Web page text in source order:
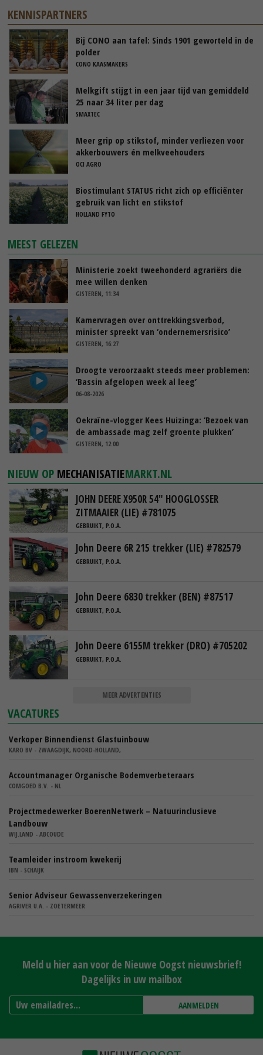
KENNISPARTNERS
Bij CONO aan tafel: Sinds 1901 geworteld in de
polder
CONO KAASMAKERS
Melkgift stijgt in een jaar tijd van gemiddeld
25 naar 34 liter per dag
SMAXTEC
Meer grip op stikstof, minder verliezen voor
akkerbouwers én melkveehouders
OCI AGRO
Biostimulant STATUS richt zich op efficiënter
gebruik van licht en stikstof
HOLLAND FYTO
MEEST GELEZEN
Ministerie zoekt tweehonderd agrariërs die
mee willen denken
GISTEREN, 11:34
Kamervragen over onttrekkingsverbod,
minister spreekt van ‘ondernemersrisico’
GISTEREN, 16:27
Droogte veroorzaakt steeds meer problemen:
‘Bassin afgelopen week al leeg’
06-08-2026
Oekraïne-vlogger Kees Huizinga: ‘Bezoek van
de ambassade mag zelf groente plukken’
GISTEREN, 12:00
NIEUW OP MECHANISATIEMARKT.NL
JOHN DEERE X950R 54" HOOGLOSSER
ZITMAAIER (LIE) #781075
GEBRUIKT, P.O.A.
John Deere 6R 215 trekker (LIE) #782579
GEBRUIKT, P.O.A.
John Deere 6830 trekker (BEN) #87517
GEBRUIKT, P.O.A.
John Deere 6155M trekker (DRO) #705202
GEBRUIKT, P.O.A.
MEER ADVERTENTIES
VACATURES
Verkoper Binnendienst Glastuinbouw
KARO BV - ZWAAGDIJK, NOORD-HOLLAND,
Accountmanager Organische Bodemverbeteraars
COMGOED B.V. - NL
Projectmedewerker BoerenNetwerk – Natuurinclusieve
Landbouw
WIJ.LAND - ABCOUDE
Teamleider instroom kwekerij
IBN - SCHAIJK
Senior Adviseur Gewassenverzekeringen
AGRIVER U.A. - ZOETERMEER
Meld u hier aan voor de Nieuwe Oogst nieuwsbrief!
Dagelijks in uw mailbox
AANMELDEN